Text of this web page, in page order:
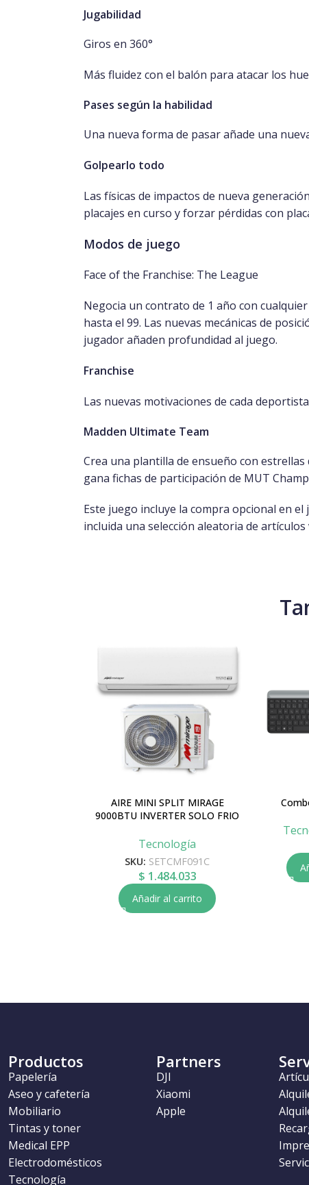
Jugabilidad
Giros en 360°
Más fluidez con el balón para atacar los
Pases según la habilidad
Una nueva forma de pasar añade una
Golpearlo todo
Las físicas de impactos de nueva
placajes en curso y forzar pérdidas con
Modos de juego
Face of the Franchise: The League
Negocia un contrato de 1 año con
hasta el 99. Las nuevas mecánicas de
jugador añaden profundidad al juego.
Franchise
Las nuevas motivaciones de cada
Madden Ultimate Team
Crea una plantilla de ensueño con estrellas
gana fichas de participación de MUT
Este juego incluye la compra opcional en
incluida una selección aleatoria de
AIRE MINI SPLIT MIRAGE
9000BTU INVERTER SOLO FRIO
SETCMF091C
Tecnología
SKU: SETCMF091C
$ 1.484.033
Añadir al carrito
Productos
Papelería
Aseo y cafetería
Mobiliario
Tintas y toner
Medical EPP
Electrodomésticos
Tecnología
Partners
DJI
Xiaomi
Apple